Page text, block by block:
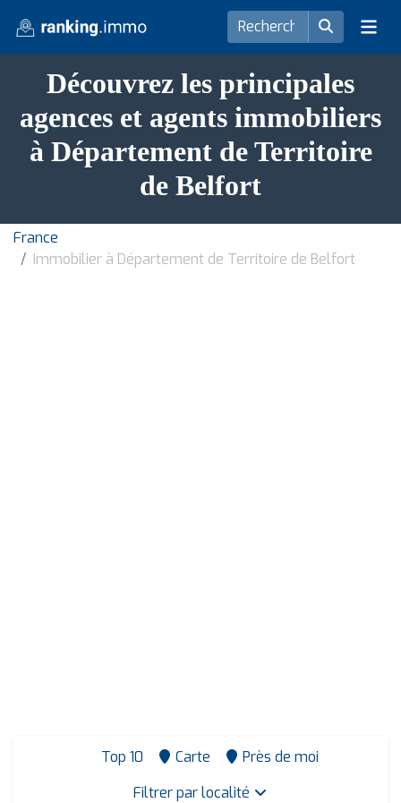
Découvrez les principales
agences et agents immobiliers
à Département de Territoire
de Belfort
France
Immobilier à Département de Territoire de Belfort
Top 10 Carte
Près de moi
Filtrer par localité